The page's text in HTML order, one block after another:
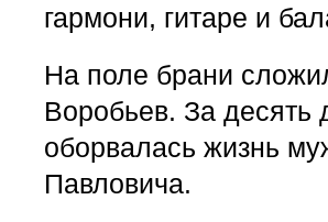
гармони, гитаре и
На поле брани
Воробьев. За десять
оборвалась жизнь
Павловича.